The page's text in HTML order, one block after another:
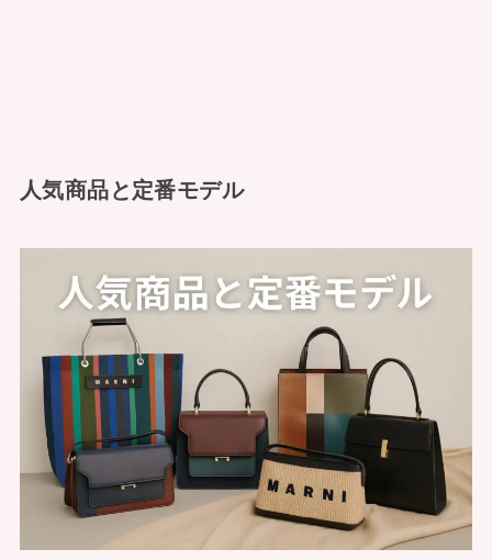
人気商品と定番モデル